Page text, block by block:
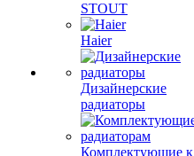
STOUT
Haier
Дизайнерские
радиаторы
Комплектующие к